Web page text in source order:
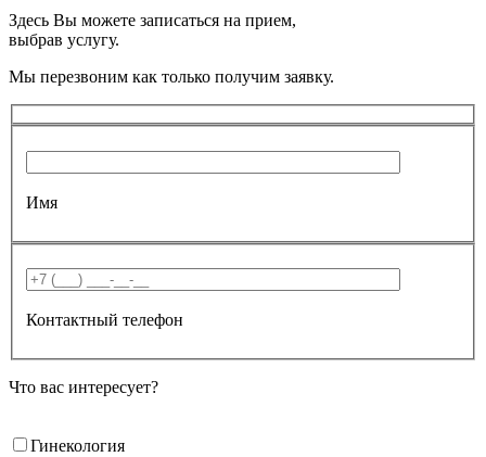
Здесь Вы можете записаться на прием,
выбрав услугу.
Мы перезвоним как только получим заявку.
Имя
Контактный телефон
Что вас интересует?
Гинекология